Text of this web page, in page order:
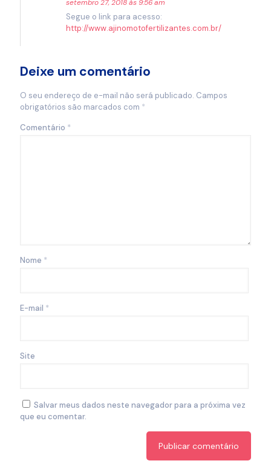
setembro 27, 2018 às 9:56 am
Segue o link para acesso:
http://www.ajinomotofertilizantes.com.br/
Deixe um comentário
O seu endereço de e-mail não será publicado. Campos
obrigatórios são marcados com *
Comentário *
Nome *
E-mail *
Site
Salvar meus dados neste navegador para a próxima vez
que eu comentar.